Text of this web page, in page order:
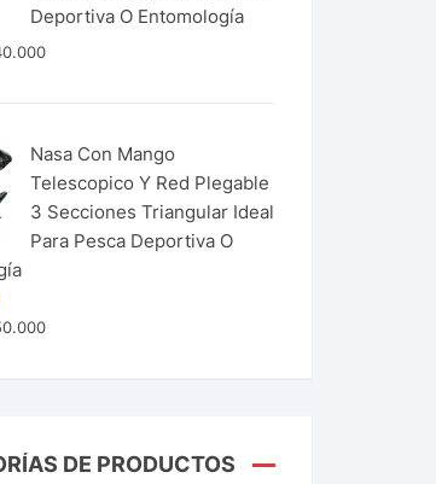
Deportiva O Entomología
Nasa Con Mango
Telescopico Y Red Plegable
3 Secciones Triangular Ideal
Para Pesca Deportiva O
DE PRODUCTOS